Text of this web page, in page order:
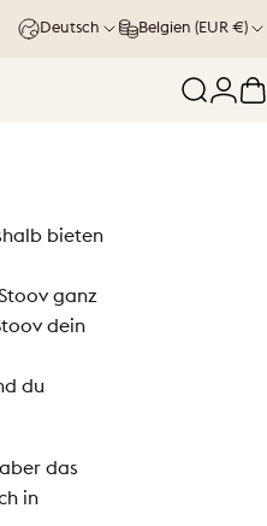
Deutsch Belgien (EUR €)
Suche
bieten
ganz
dein
du
das
in